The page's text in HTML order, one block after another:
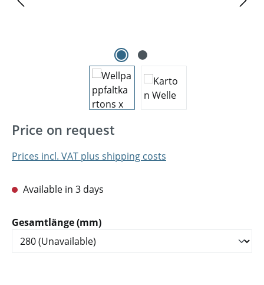
Price on request
Prices incl. VAT plus shipping costs
Available in 3 days
Select
Gesamtlänge (mm)